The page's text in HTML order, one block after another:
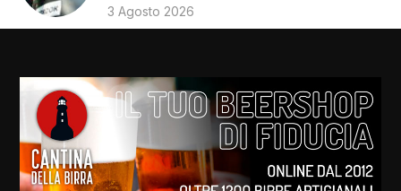
3 Agosto 2026